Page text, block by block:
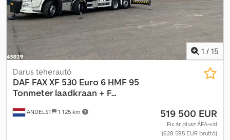
1 / 15
ANDELST 1 125 km
Darus teherautó
DAF FAX XF 530 Euro 6 HMF 95
Tonmeter laadkraan + F...
519 500 EUR
Fix ár plusz ÁFA-val
(628 595 EUR bruttó)